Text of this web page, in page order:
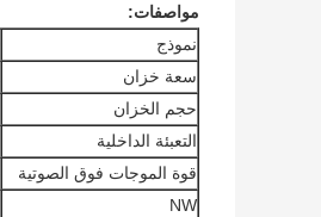
مواصفات:
نموذج
سعة خزان
حجم الخزان
التعبئة الداخلية
قوة الموجات فوق الصوتية
NW